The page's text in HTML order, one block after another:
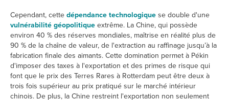
Cependant, cette dépendance technologique se double d'une
vulnérabilité géopolitique extrême. La Chine, qui possède
environ 40 % des réserves mondiales, maîtrise en réalité plus de
90 % de la chaîne de valeur, de l'extraction au raffinage jusqu’à la
fabrication finale des aimants. Cette domination permet à Pékin
d'imposer des taxes à l'exportation et des primes de risque qui
font que le prix des Terres Rares à Rotterdam peut être deux à
trois fois supérieur au prix pratiqué sur le marché intérieur
chinois. De plus, la Chine restreint l'exportation non seulement